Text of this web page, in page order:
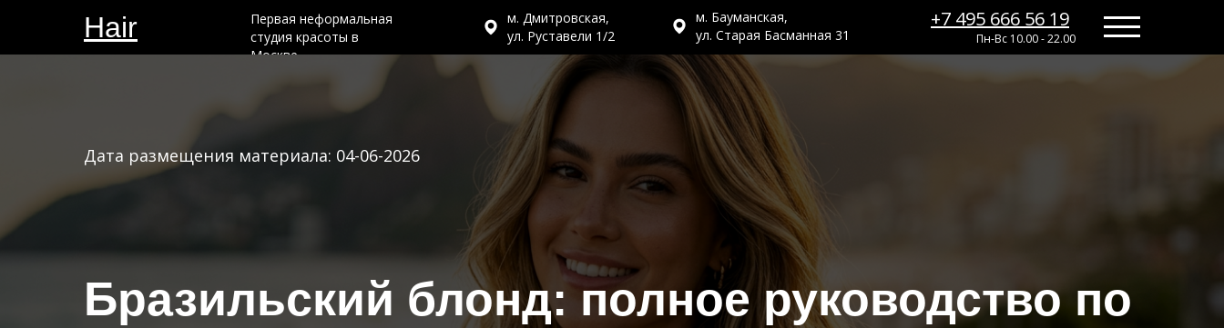
Hair
Первая неформальная
студия красоты в
Москве
+7 495 666 56 19
Пн-Вс 10.00 - 22.00
м. Бауманская,
ул. Старая Басманная 31
м. Дмитровская,
ул. Руставели 1/2
Hair
+7 495 666 56 19
Бразильский блонд: полное руководство по
Дата размещения материала: 04-06-2026